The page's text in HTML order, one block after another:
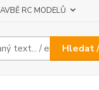
RC MODELŮ
Hledat